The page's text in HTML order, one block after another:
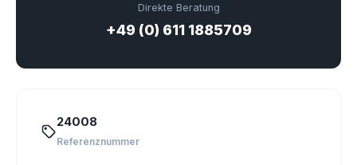
Direkte Beratung
+49 (0) 611 1885709
24008
Referenznummer